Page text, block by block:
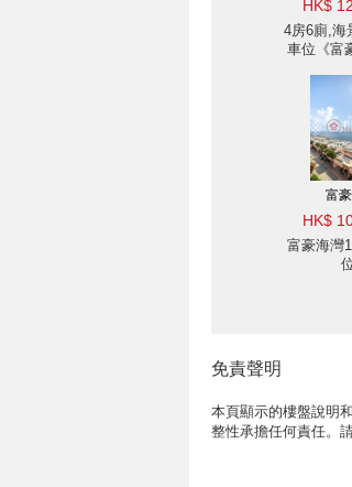
HK$
4房6廁,海
車位《富
富
HK$
富豪海灣
免責聲明
本頁顯示的樓盤說明
整性承擔任何責任。